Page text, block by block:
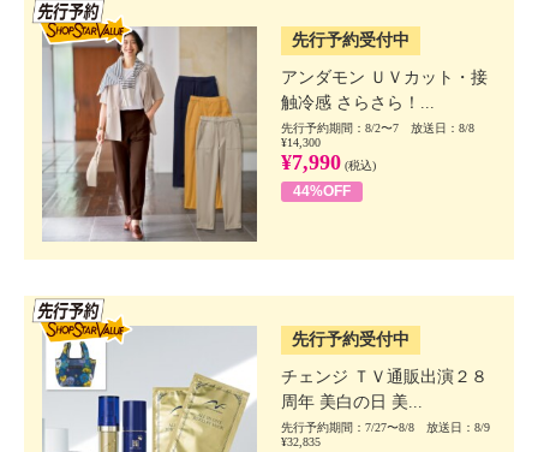
先行予約受付中
アンダモン ＵＶカット・接
触冷感 さらさら！...
先行予約期間：8/2〜7 放送日：8/8
¥14,300
¥7,990 (税込)
44%OFF
先行予約受付中
チェンジ ＴＶ通販出演２８
周年 美白の日 美...
先行予約期間：7/27〜8/8 放送日：8/9
¥32,835